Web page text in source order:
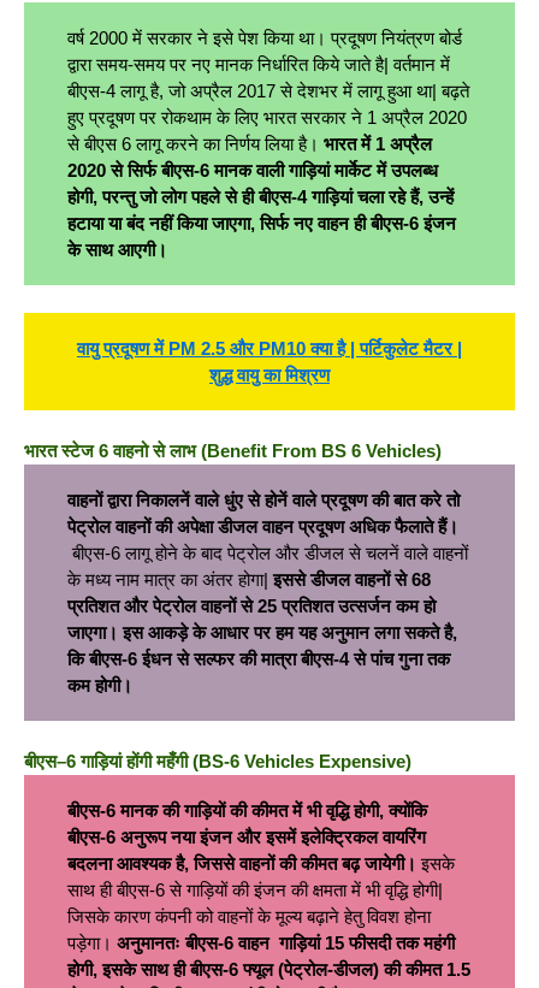
वर्ष 2000 में सरकार ने इसे पेश किया था। प्रदूषण नियंत्रण बोर्ड
द्वारा समय-समय पर नए मानक निर्धारित किये जाते है| वर्तमान में
बीएस-4 लागू है, जो अप्रैल 2017 से देशभर में लागू हुआ था| बढ़ते
हुए प्रदूषण पर रोकथाम के लिए भारत सरकार ने 1 अप्रैल 2020
से बीएस 6 लागू करने का निर्णय लिया है। भारत में 1 अप्रैल
2020 से सिर्फ बीएस-6 मानक वाली गाड़ियां मार्केट में उपलब्ध
होगी, परन्तु जो लोग पहले से ही बीएस-4 गाड़ियां चला रहे हैं, उन्हें
हटाया या बंद नहीं किया जाएगा, सिर्फ नए वाहन ही बीएस-6 इंजन
के साथ आएगी।
वायु प्रदूषण में PM 2.5 और PM10 क्या है | पर्टिकुलेट मैटर |
शुद्ध वायु का मिश्रण
भारत स्टेज 6 वाहनो से लाभ (Benefit From BS 6 Vehicles)
वाहनों द्वारा निकालनें वाले धुंए से होनें वाले प्रदूषण की बात करे तो
पेट्रोल वाहनों की अपेक्षा डीजल वाहन प्रदूषण अधिक फैलाते हैं।
बीएस-6 लागू होने के बाद पेट्रोल और डीजल से चलनें वाले वाहनों
के मध्य नाम मात्र का अंतर होगा|इससे डीजल वाहनों से68
प्रतिशत और पेट्रोल वाहनों से 25 प्रतिशत उत्सर्जन कम हो
जाएगा। इस आकड़े के आधार पर हम यह अनुमान लगा सकते है,
कि बीएस-6 ईधन से सल्फर की मात्रा बीएस-4 से पांच गुना तक
कम होगी।
बीएस–6गाड़ियां होंगी महँगी(BS-6 Vehicles Expensive)
बीएस-6 मानक की गाड़ियों की कीमत में भी वृद्धि होगी, क्योंकि
बीएस-6 अनुरूप नया इंजन और इसमें इलेक्ट्रिकल वायरिंग
बदलना आवश्यक है, जिससे वाहनों की कीमत बढ़ जायेगी। इसके
साथ ही बीएस-6 से गाड़ियों की इंजन की क्षमता में भी वृद्धि होगी|
जिसके कारण कंपनी को वाहनों के मूल्य बढ़ाने हेतु विवश होना
पड़ेगा। अनुमानतः बीएस-6 वाहन गाड़ियां 15 फीसदी तक महंगी
होगी, इसके साथ ही बीएस-6 फ्यूल (पेट्रोल-डीजल) की कीमत 1.5